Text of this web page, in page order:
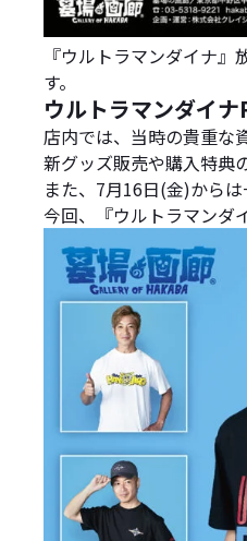
『ウルトラマンダイナ
す。
ウルトラマンダイ
店内では、当時の貴重な
新グッズ販売や購入特典
また、7月16日(金)から
今回、『ウルトラマンダ